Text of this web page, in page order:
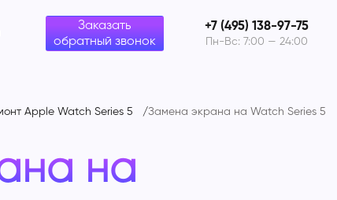
Заказать
обратный звонок
+7 (495) 138-97-75
Пн-Вс: 7:00 — 24:00
Apple Watch Series 5 Замена экрана на Watch Series 5
на